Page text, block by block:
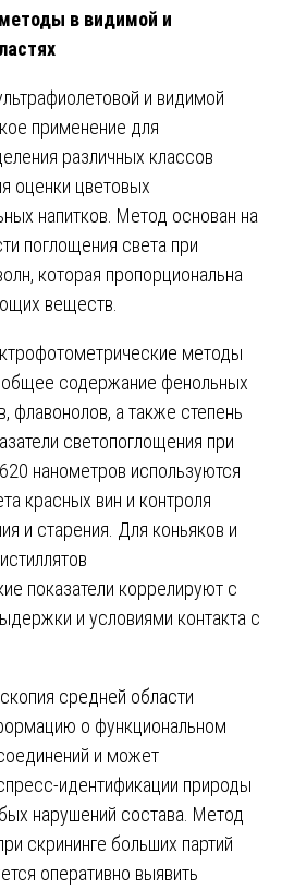
в видимой и
и видимой
применение для
различных классов
оценки цветовых
напитков. Метод основан на
поглощения света при
которая пропорциональна
веществ.
методы
содержание фенольных
флавонолов, а также степень
светопоглощения при
нанометров используются
красных вин и контроля
и старения. Для коньяков и
показатели коррелируют с
и условиями контакта с
средней области
о функциональном
и может
идентификации природы
нарушений состава. Метод
скрининге больших партий
оперативно выявить